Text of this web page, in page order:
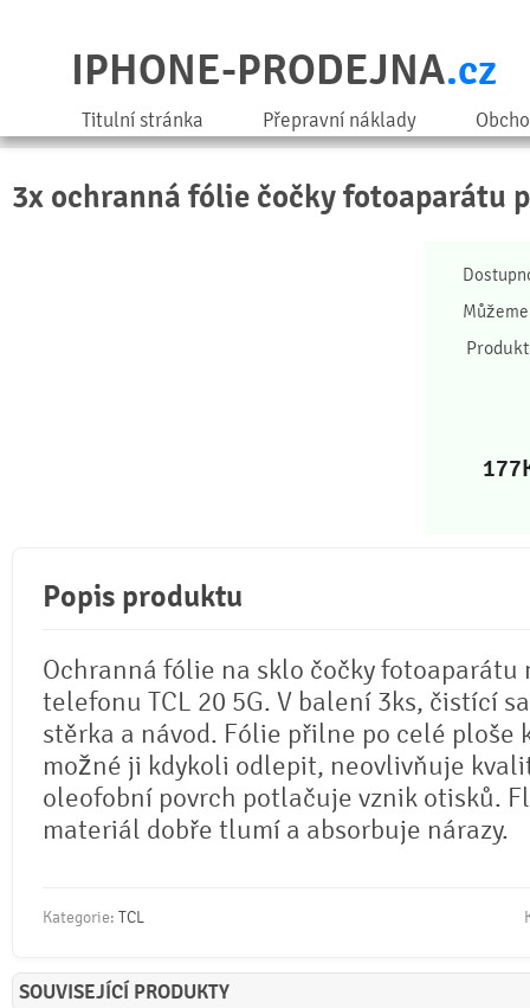
IPHONE-PRODEJNA.cz
Titulní stránka Přepravní náklady
3x ochranná fólie čočky fotoaparátu
177
Popis produktu
Ochranná fólie na sklo čočky fotoaparátu
telefonu TCL 20 5G. V balení 3ks, čistící
stěrka a návod. Fólie přilne po celé ploše
možné ji kdykoli odlepit, neovlivňuje
oleofobní povrch potlačuje vznik otisků.
materiál dobře tlumí a absorbuje nárazy.
Kategorie: TCL
SOUVISEJÍCÍ PRODUKTY